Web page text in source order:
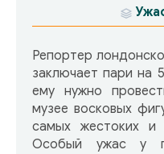
Репортер
заключает пари на
ему нужно
музее восковых
самых жестоких и
Особый ужас у